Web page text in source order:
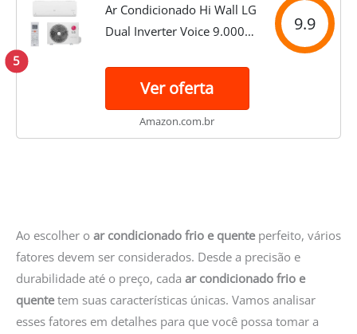
5
Ar Condicionado Hi Wall LG
Dual Inverter Voice 9.000
32
9.9
Ver oferta
Amazon.com.br
Ao escolher o ar condicionado frio e quenteperfeito, vários
fatores devem ser considerados. Desde a precisão e
durabilidade até o preço, cada ar condicionado frio e
quentetem suas características únicas. Vamos analisar
esses fatores em detalhes para que você possa tomar a